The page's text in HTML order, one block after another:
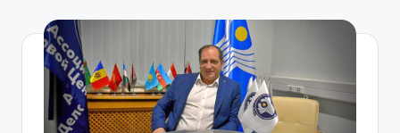
С
Ъ